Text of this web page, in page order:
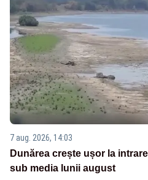
7 aug. 2026, 14:03
Dunărea crește ușor la
sub media lunii august